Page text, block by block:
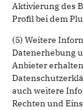
Aktivierung des
Profil bei dem
(5) Weitere
Datenerhebung
Anbieter
auch weitere
Rechten und